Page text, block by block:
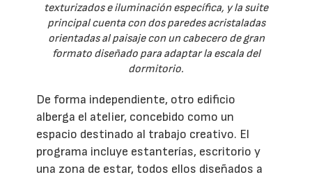
texturizados e iluminación específica, y la suite
principal cuenta con dos paredes acristaladas
orientadas al paisaje con un cabecero de gran
formato diseñado para adaptar la escala del
dormitorio.
De forma independiente, otro edificio
alberga el atelier, concebido como un
espacio destinado al trabajo creativo. El
programa incluye estanterías, escritorio y
una zona de estar, todos ellos diseñados a